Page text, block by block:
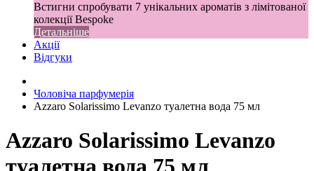
Встигни спробувати 7 унікальних ароматів з лімітованої
колекції Bespoke
Детальніше
Акції
Відгуки
Чоловіча парфумерія
Azzaro Solarissimo Levanzo туалетна вода 75 мл
Azzaro Solarissimo Levanzo